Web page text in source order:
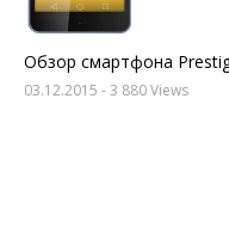
Обзор смартфона
03.12.2015 - 3 880 Views